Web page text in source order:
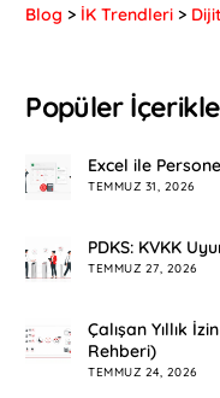
Blog > İK Trendleri >
Popüler
Excel ile
TEMMUZ 31, 2026
PDKS: KVKK
TEMMUZ 27, 2026
Çalışan Yıllık
Rehberi)
TEMMUZ 24, 2026